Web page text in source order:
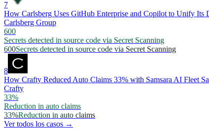
7
How Carlsberg Uses GitHub Enterprise and Copilot to Unify Its
Carlsberg Group
600
Secrets detected in source code via Secret Scanning
600Secrets detected in source code via Secret Scanning
8
How Crafty Reduced Auto Claims 33% with Samsara AI Fleet
Crafty
33%
Reduction in auto claims
33%Reduction in auto claims
Ver todos los casos →